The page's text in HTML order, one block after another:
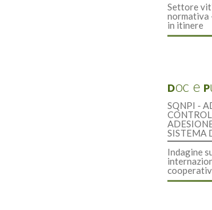
Settore
normativa
in itinere
Doc e
SQNPI -
SISTEMA
Indagine